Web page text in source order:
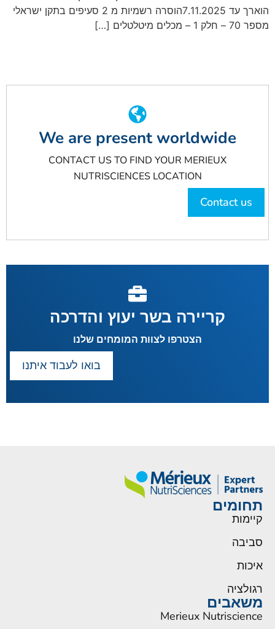
הוארך עד 7.11.2025הוסרה רשמיות מ 2 סעיפים בתקן ישראלי
מספר 70 – חלק 1 – מכלים מיטלטלים […]
Contact us
We are present worldwide
CONTACT US TO FIND YOUR MERIEUX
NUTRISCIENCES LOCATION
קריירה בשר יעוץ והדרכה
הצטרפו לצוות המומחים שלנו
בואו לעבוד איתנו
תחומים
קיימות
סביבה
איכות
רגולציה
משאבים
Merieux Nutriscience